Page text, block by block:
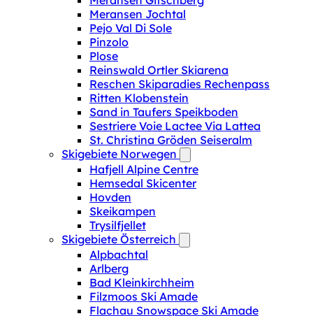
Meransen Jochtal
Pejo Val Di Sole
Pinzolo
Plose
Reinswald Ortler Skiarena
Reschen Skiparadies Rechenpass
Ritten Klobenstein
Sand in Taufers Speikboden
Sestriere Voie Lactee Via Lattea
St. Christina Gröden Seiseralm
Skigebiete Norwegen
Hafjell Alpine Centre
Hemsedal Skicenter
Hovden
Skeikampen
Trysilfjellet
Skigebiete Österreich
Alpbachtal
Arlberg
Bad Kleinkirchheim
Filzmoos Ski Amade
Flachau Snowspace Ski Amade